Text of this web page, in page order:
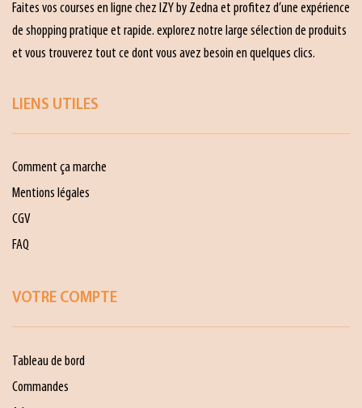
Faites vos courses en ligne chez IZY by Zedna et profitez d’une expérience
de shopping pratique et rapide. explorez notre large sélection de produits
et vous trouverez tout ce dont vous avez besoin en quelques clics.
LIENS UTILES
Comment ça marche
Mentions légales
CGV
FAQ
VOTRE COMPTE
Tableau de bord
Commandes